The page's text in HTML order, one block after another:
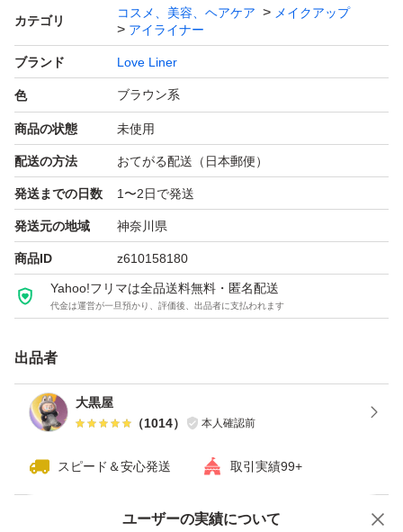
カテゴリ
コスメ、美容、ヘアケア
メイクアップ
アイライナー
ブランド Love Liner
色 ブラウン系
商品の状態 未使用
配送の方法 おてがる配送（日本郵便）
発送までの日数 1〜2日で発送
発送元の地域 神奈川県
商品ID z610158180
Yahoo!フリマは全品送料無料・匿名配送
代金は運営が一旦預かり、評価後、出品者に支払われます
出品者
大黒屋
（1014） 本人確認前
スピード＆安心発送 取引実績99+
ユーザーの実績について
価格の相談 商品への質問